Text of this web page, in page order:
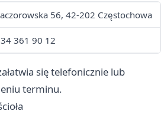
56, 42-202 Częstochowa
361 90 12
się telefonicznie lub
terminu.